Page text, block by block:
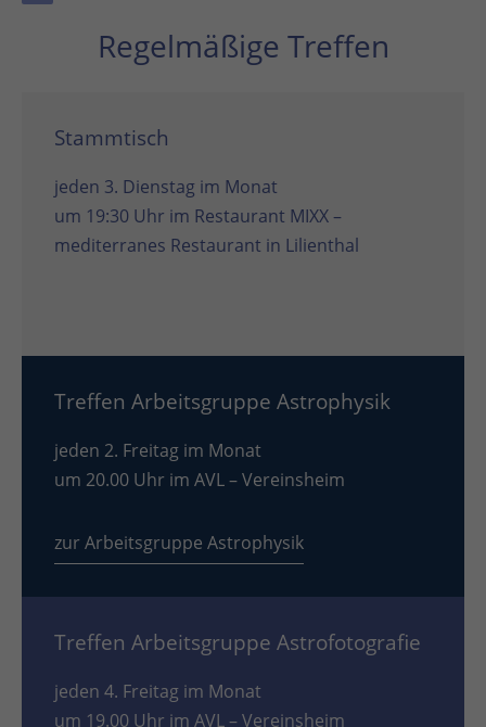
Regelmäßige Treffen
Stammtisch
jeden 3. Dienstag im Monat
um 19:30 Uhr im Restaurant MIXX –
mediterranes Restaurant in Lilienthal
Treffen Arbeitsgruppe Astrophysik
jeden 2. Freitag im Monat
um 20.00 Uhr im AVL – Vereinsheim
zur Arbeitsgruppe Astrophysik
Treffen Arbeitsgruppe Astrofotografie
jeden 4. Freitag im Monat
um 19.00 Uhr im AVL – Vereinsheim